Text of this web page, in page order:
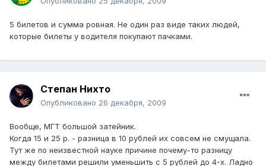
5 билетов и сумма ровная. Не один раз виде таких людей,
которые билеты у водителя покупают пачками.
Степан Нихто
Опубликовано 26 декабря, 2009
Вообще, МГТ большой затейник.
Когда 15 и 25 р. - разница в 10 рублей их совсем не смущала.
Тут же по неизвестной науке причине почему-то разницу
между билетами решили уменьшить с 5 рублей до 4-х. Ладно